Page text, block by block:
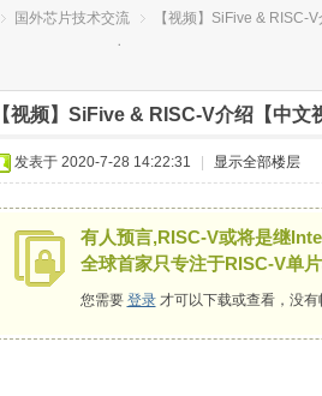
国外芯片技术交流
›
【视频】SiFive & RISC-
【视频】SiFive & RISC-V介绍【中文
发表于 2020-7-28 14:22:31 显示全部楼层
有人预言,RISC-V或将是继
全球首家只专注于RISC-V单
您需要 登录才可以下载或查看，没有